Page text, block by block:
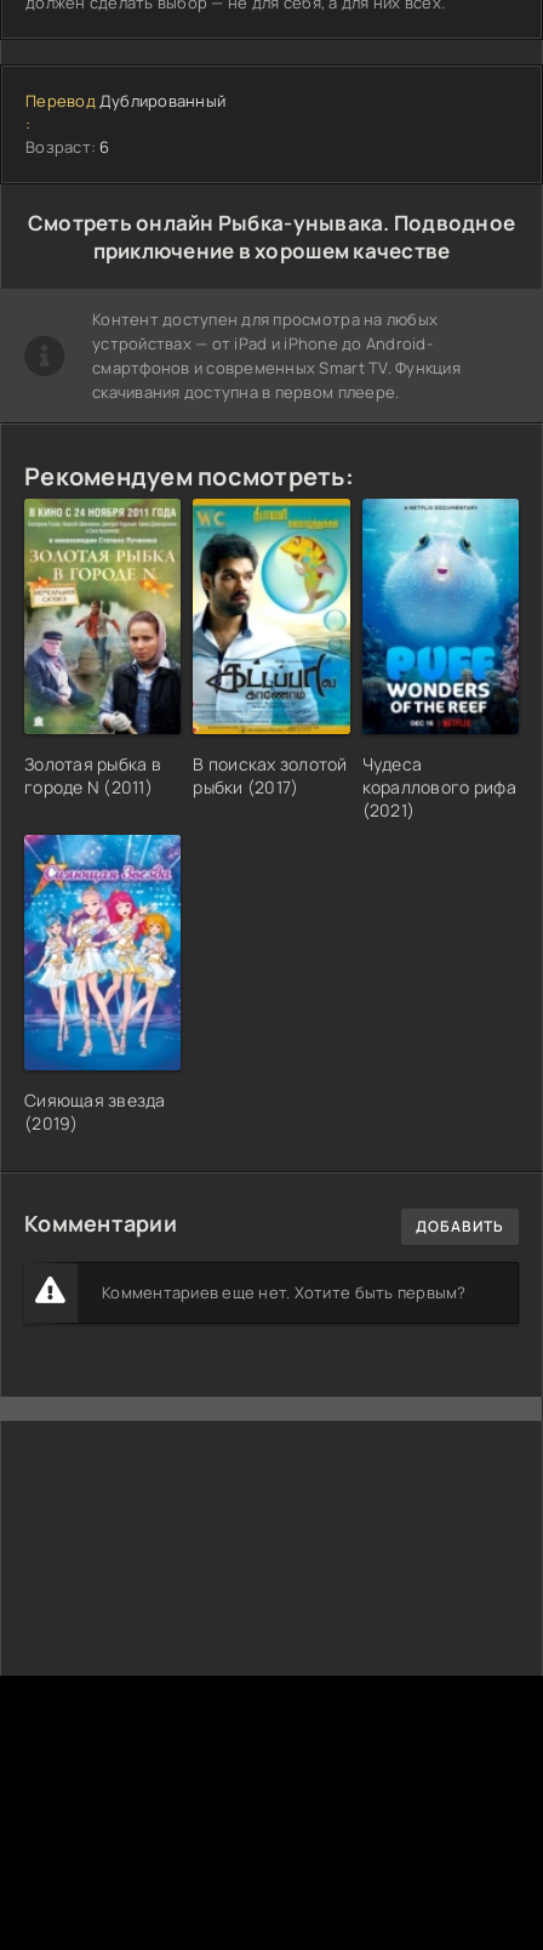
Перевод
:
Дублированный
Возраст: 6
Cмотреть онлайн Рыбка-унывака. Подводное
приключение в хорошем качестве
Контент доступен для просмотра на любых
устройствах — от iPad и iPhone до Android-
смартфонов и современных Smart TV. Функция
скачивания доступна в первом плеере.
Рекомендуем посмотреть:
Золотая рыбка в
городе N (2011)
В поисках золотой
рыбки (2017)
Чудеса
кораллового рифа
(2021)
Сияющая звезда
(2019)
Комментарии ДОБАВИТЬ
Комментариев еще нет. Хотите быть первым?